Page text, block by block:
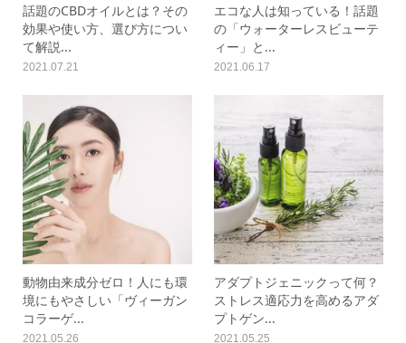
話題のCBDオイルとは？その
効果や使い方、選び方につい
て解説...
2021.07.21
エコな人は知っている！話題
の「ウォーターレスビューテ
ィー」と...
2021.06.17
動物由来成分ゼロ！人にも環
境にもやさしい「ヴィーガン
コラーゲ...
2021.05.26
アダプトジェニックって何？
ストレス適応力を高めるアダ
プトゲン...
2021.05.25